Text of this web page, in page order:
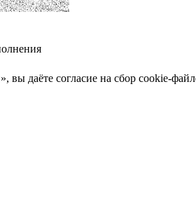
вы даёте cогласие на сбор cookie-